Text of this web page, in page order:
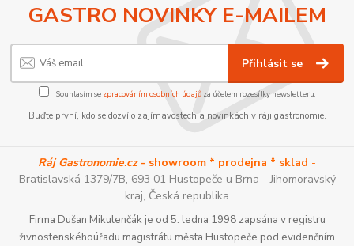
GASTRO NOVINKY E-MAILEM
Přihlásit se
Souhlasím se zpracováním osobních údajůza účelem rozesílky newsletteru.
Buďte první, kdo se dozví o zajímavostech a novinkách v ráji gastronomie.
Ráj Gastronomie.cz- showroom * prodejna * sklad -
Bratislavská 1379/7B, 693 01 Hustopeče u Brna - Jihomoravský
kraj, Česká republika
Firma Dušan Mikulenčák je od 5. ledna 1998 zapsána v registru
živnostenskéhoúřadu magistrátu města Hustopeče pod evidenčním